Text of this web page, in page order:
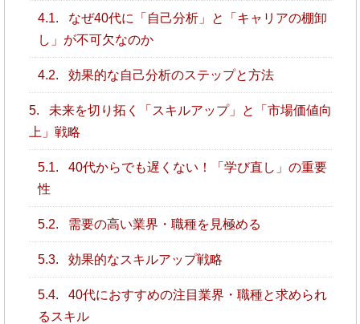
4.1.
なぜ40代に「自己分析」と「キャリアの棚卸
し」が不可欠なのか
4.2. 効果的な自己分析のステップと方法
5.
未来を切り拓く「スキルアップ」と「市場価値向
上」戦略
5.1.
40代からでも遅くない！「学び直し」の重要
性
5.2. 需要の高い業界・職種を見極める
5.3. 効果的なスキルアップ戦略
5.4.
40代におすすめの注目業界・職種と求められ
るスキル